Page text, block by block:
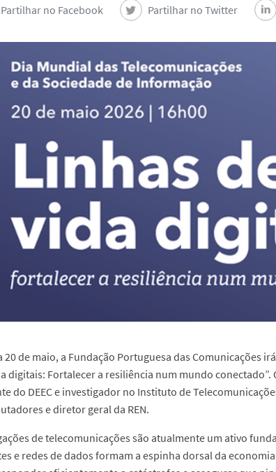
Partilhar no Facebook Partilhar no Twitter
20 de maio, a Fundação Portuguesa das Comunicações
digitais: Fortalecer a resiliência num mundo
do DEEC e investigador no Instituto de
e diretor geral da REN.
de telecomunicações são atualmente um ativo
e redes de dados formam a espinha dorsal da